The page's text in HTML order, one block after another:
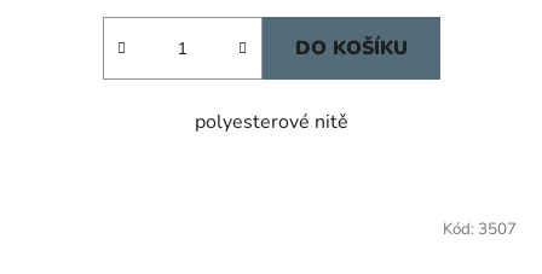
DO KOŠÍKU
polyesterové nitě
Kód: 3507